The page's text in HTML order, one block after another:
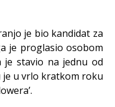
je bio kandidat za
je proglasio osobom
je stavio na jednu od
je u vrlo kratkom roku